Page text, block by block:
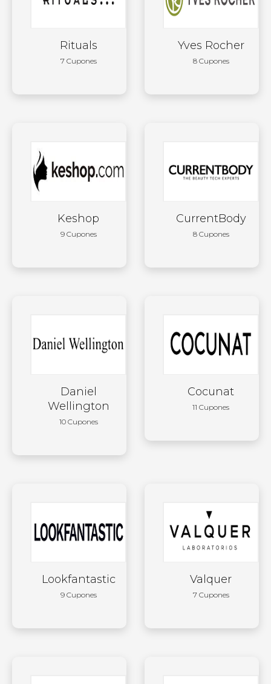
Rituals
7 Cupones
Yves Rocher
8 Cupones
Keshop
9 Cupones
CurrentBody
8 Cupones
Daniel
Wellington
10 Cupones
Cocunat
11 Cupones
Lookfantastic
9 Cupones
Valquer
7 Cupones